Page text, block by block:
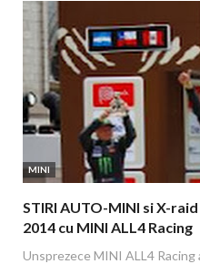
MINI
STIRI AUTO-MINI si X-
2014 cu MINI ALL4 Racing
Unsprezece MINI ALL4